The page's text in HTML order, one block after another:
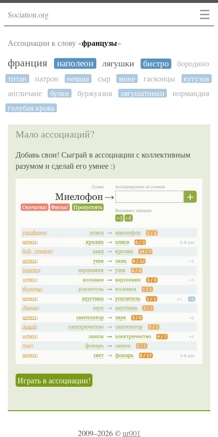
☰
Sociation.org
Ассоциации к слову «французы»
франция наполеон лягушки бистро
бородино
титан
патрон немцы сыр моне гасконцы
кутузов
англичане
булки буржуазия лягушатники
нормандия
голубая кровь
Мало ассоциаций?
Добавь свои! Сыграй в ассоциации с коллективным
разумом и сделай его умнее :)
Играть в ассоциации!
2009–2026 ©ur001